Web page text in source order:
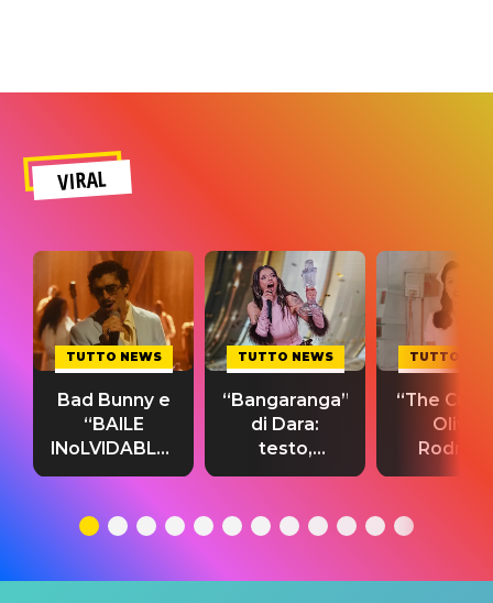
VIRAL
TUTTO NEWS
Bad Bunny e
“BAILE
INoLVIDABLE”:
testo,
significato
TUTTO NEWS
“Bangaranga”
di Dara:
testo,
traduzione e
del singolo
TUTTO
“The
Olivia
testo,